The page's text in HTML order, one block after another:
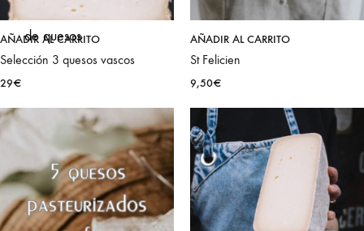
de quesos
de empresa
AÑADIR AL CARRITO
Selección 3 quesos vascos
29€
AÑADIR AL CARRITO
St Felicien
9,50€